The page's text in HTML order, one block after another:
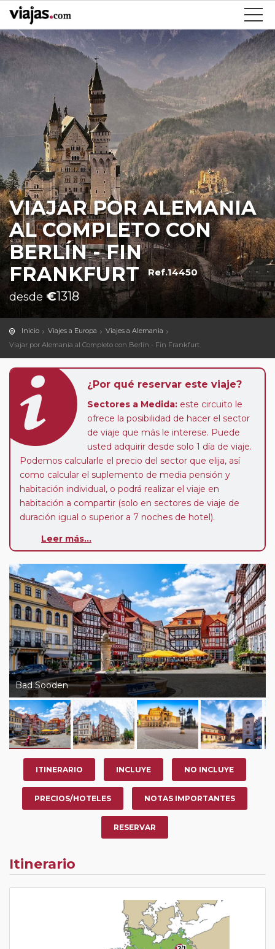
VIAJAR POR ALEMANIA
AL COMPLETO CON
BERLÍN - FIN
FRANKFURT
Ref.14450
desde €1318
Inicio Viajes a Europa
Viajes a Alemania
Viajar por Alemania al Completo con Berlín - Fin Frankfurt
¿Por qué reservar este viaje?
Sectores a Medida: este circuito le
ofrece la posibilidad de hacer el sector
de viaje que más le interese. Puede
usted adquirir desde solo 1 día de viaje.
Podemos calcularle el precio del sector que elija, así
como calcular el suplemento de media pensión y
habitación individual, o podrá realizar el viaje en
habitación a compartir (solo en sectores de viaje de
duración igual o superior a 7 noches de hotel).
Paradas en Ruta:
su viaje, en la ciudad que desee por período de 1, 3, 4 o
7 noches según circuito y fechas de salida. Es
fundamental que el circuito tenga salida posterior a la
fecha escogida y permita la salida deseada. El
suplemento por parada efectuada es de 40 Euros/52
Dólares por persona. Si la parada se realiza para tomar
otro circuito del mismo proveedor no se abonará este
suplemento.
Pasajero Club:este circuito, en cualquier época del
año, ofrece a los pasajeros que ya hayan viajado con
nosotros en los últimos 3 años y que pertenezcan a
nuestro Club de Pasajeros (cuya obtención se realiza
tras rellenar el cuestionario de satisfacción en "Mi viaje")
o los que estén en luna de miel contarán con un
descuento del 5%.
Leer más...
Bad Sooden
ITINERARIO INCLUYE NO INCLUYE
PRECIOS/HOTELES NOTAS IMPORTANTES
RESERVAR
Itinerario